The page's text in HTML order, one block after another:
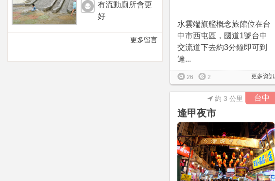
有流動廁所會更
好
更多留言
水雲端旗艦概念旅館位在台
中市西屯區，國道1號台中
交流道下去約3分鐘即可到
達...
更多資訊
26 2
台中
逢甲夜市
約 3 公里